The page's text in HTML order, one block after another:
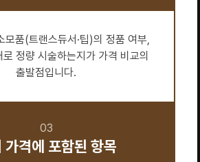
모품(트랜스듀서·팁)의 정품 여부,
정량 시술하는지가 가격 비교의
출발점입니다.
03
가격에 포함된 항목